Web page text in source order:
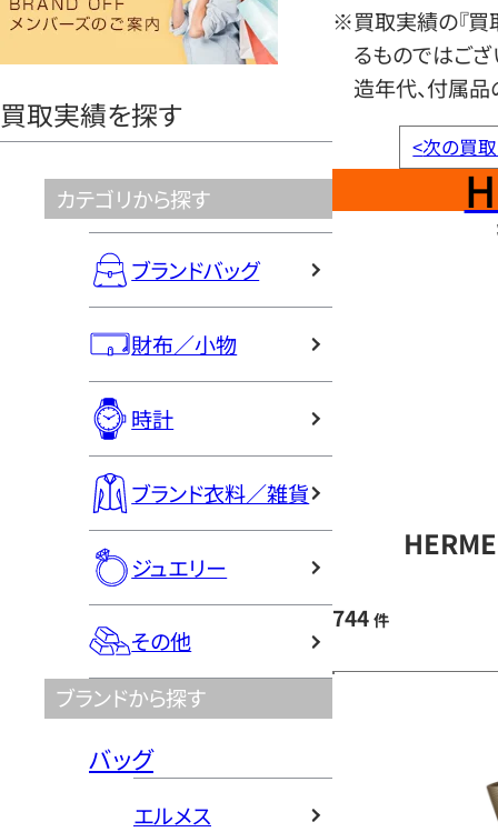
ヤ
買取実績を探す
カテゴリから探す
ブランドバッグ
財布／小物
時計
ブランド衣料／雑貨
ジュエリー
その他
ブランドから探す
バッグ
エルメス
※買取実績の『買
るものではござ
造年代、付属品
<次の買
744 件